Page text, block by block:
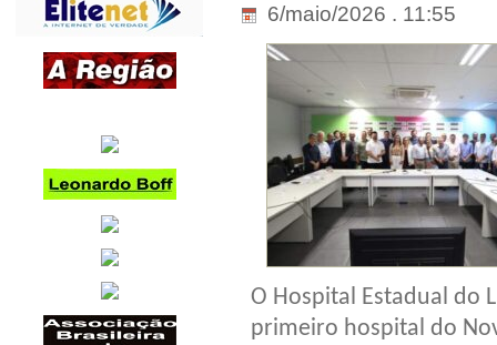
6/maio/2026 . 11:55
O Hospital Estadual do
primeiro hospital do